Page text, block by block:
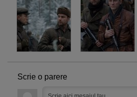
Scrie o parere